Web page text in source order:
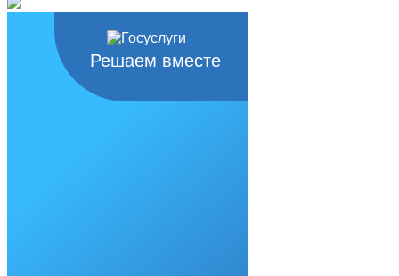
мероприятий по созданию
условий для реализации мер,
направленных на укрепление
межнационального и
межконфессионального согласия,
Решаем вместе